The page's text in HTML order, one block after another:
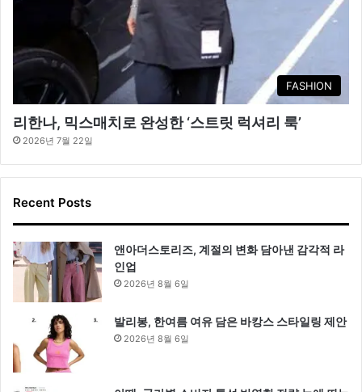
FASHION
리한나, 믹스매치로 완성한 ‘스트릿 럭셔리 룩’
2026년 7월 22일
Recent Posts
앤아더스토리즈, 계절의 변화 담아낸 감각적 라
인업
2026년 8월 6일
발리봉, 한여름 여유 담은 바캉스 스타일링 제안
2026년 8월 6일